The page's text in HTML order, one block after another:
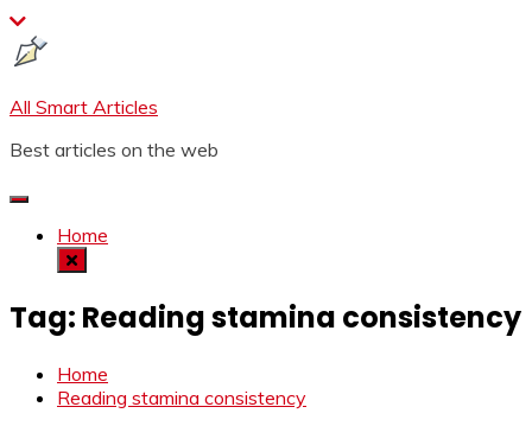
Skip
to
content
All Smart Articles
Best articles on the web
Home
Tag: Reading stamina consistency
Home
Reading stamina consistency